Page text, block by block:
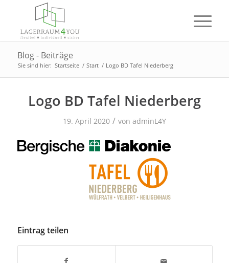
Blog - Beiträge
Sie sind hier: Startseite / Start / Logo BD Tafel Niederberg
Logo BD Tafel Niederberg
19. April 2020 / von adminL4Y
Eintrag teilen